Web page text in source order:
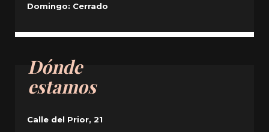
Domingo: Cerrado
Dónde
estamos
Calle del Prior, 21